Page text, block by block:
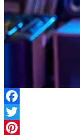
Facebook
Twitter